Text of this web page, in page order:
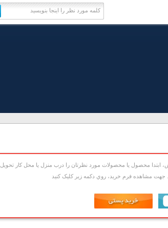
ابتدا محصول يا محصولات مورد نظرتان را درب منزل يا محل کار تحويل
جهت مشاهده فرم خريد، روي دکمه زير کليک کنيد